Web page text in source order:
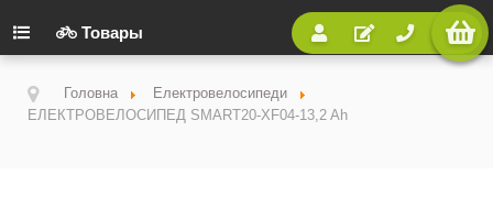
Товары
Головна
Електровелосипеди
ЕЛЕКТРОВЕЛОСИПЕД SMART20-XF04-13,2 Ah